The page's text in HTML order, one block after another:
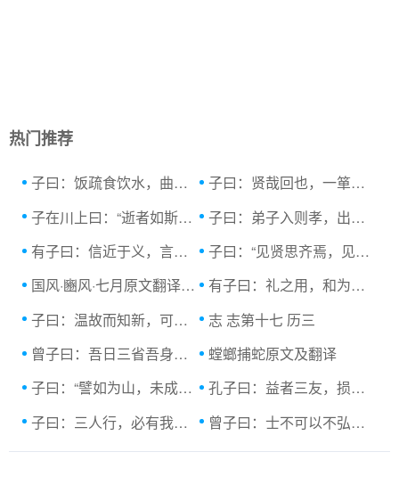
热门推荐
子曰：饭疏食饮水，曲肱而枕之，乐亦在其中.
子曰：贤哉回也，一箪食，一瓢饮，在陋巷，...原
子在川上曰：“逝者如斯夫，不舍昼夜。”.
子曰：弟子入则孝，出则弟，谨而信，汎爱众...
有子曰：信近于义，言可复也；恭近于礼，远...
子曰：“见贤思齐焉，见不贤而内自省也。
国风·豳风·七月原文翻译及赏析
有子曰：礼之用，和为贵。先王之道，斯为美.
子曰：温故而知新，可以为师矣。...原文及
志 志第十七 历三
曾子曰：吾日三省吾身。为人谋而不忠乎？
螳螂捕蛇原文及翻译
子曰：“譬如为山，未成一篑，止，吾止也；...原
孔子曰：益者三友，损者三友。，友直，友谅...
子曰：三人行，必有我师焉。择其善者而从
曾子曰：士不可以不弘毅，任重而道远。仁